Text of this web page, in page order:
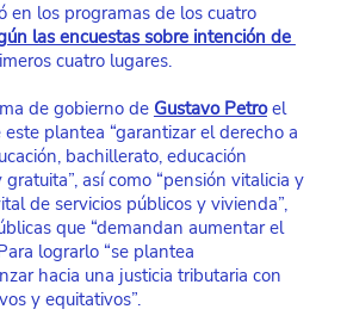
en los programas de los cuatro
las encuestas sobre intención de
cuatro lugares.
de gobierno de Gustavo Petro el
plantea “garantizar el derecho a
bachillerato, educación
así como “pensión vitalicia y
de servicios públicos y vivienda”,
que “demandan aumentar el
lograrlo “se plantea
hacia una justicia tributaria con
y equitativos”.